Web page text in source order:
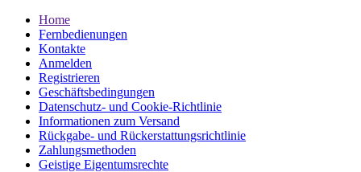
Home
Fernbedienungen
Kontakte
Anmelden
Registrieren
Geschäftsbedingungen
Datenschutz- und Cookie-Richtlinie
Informationen zum Versand
Rückgabe- und Rückerstattungsrichtlinie
Zahlungsmethoden
Geistige Eigentumsrechte